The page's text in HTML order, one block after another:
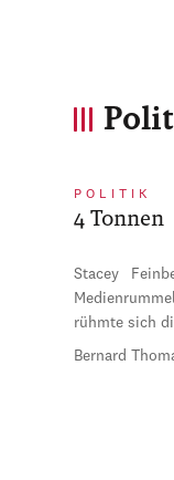
POLITIK
4 Tonnen
Stacey
rühmte sich
Bernard